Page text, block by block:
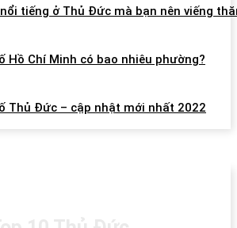
tiếng ở Thủ Đức mà bạn nên viếng
Hồ Chí Minh có bao nhiêu phường?
Thủ Đức – cập nhật mới nhất 2022